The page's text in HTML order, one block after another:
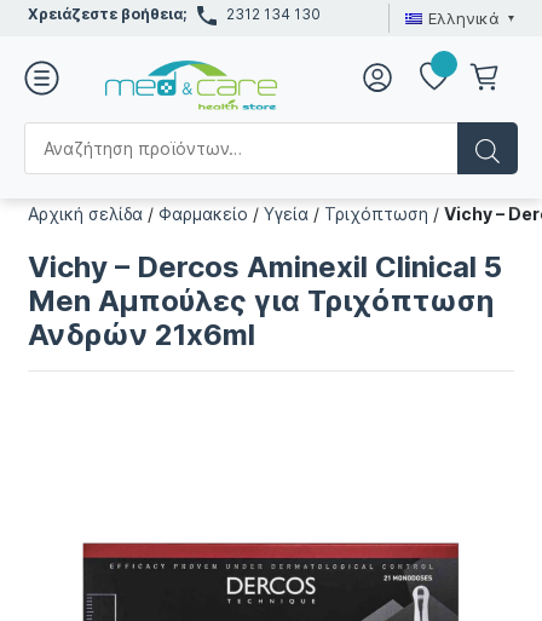
Χρειάζεστε βοήθεια; 2312 134 130 Ελληνικά
Αρχική σελίδα /Φαρμακείο /Υγεία / Τριχόπτωση /Vichy –
Vichy – Dercos Aminexil Clinical 5
Men Αμπούλες για Τριχόπτωση
Ανδρών 21x6ml